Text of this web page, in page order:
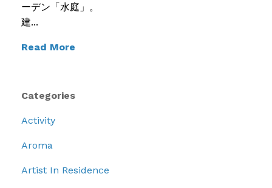
ーデン「水庭」。
建...
Read More
Categories
Activity
Aroma
Artist In Residence